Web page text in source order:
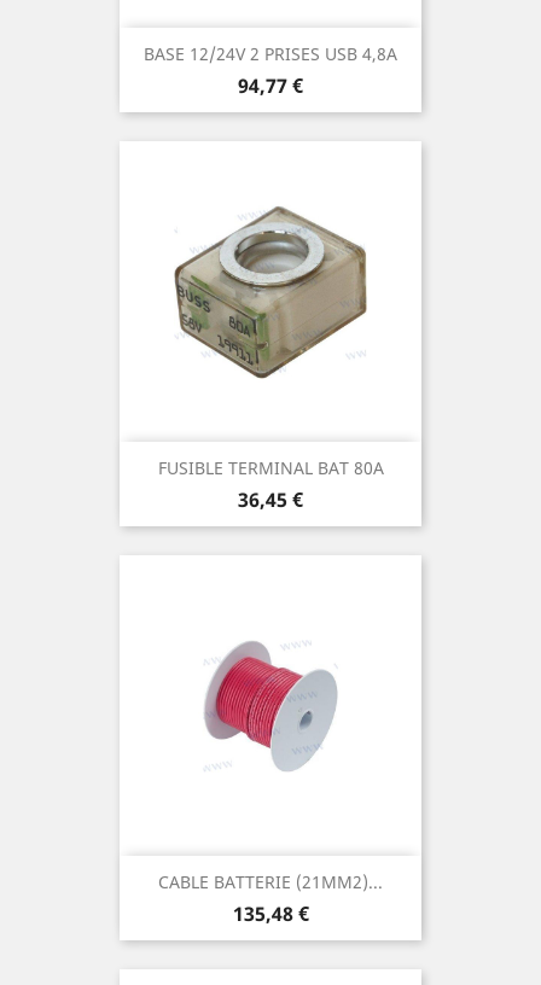
BASE 12/24V 2 PRISES USB 4,8A
Prix
94,77 €
FUSIBLE TERMINAL BAT 80A
Prix
36,45 €
CABLE BATTERIE (21MM2)...
Prix
135,48 €